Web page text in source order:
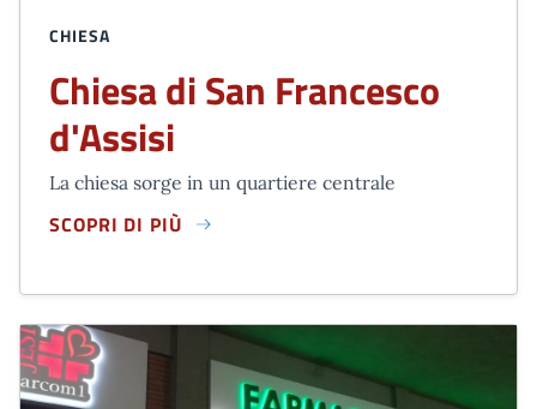
CHIESA
Chiesa di San Francesco
d'Assisi
La chiesa sorge in un quartiere centrale
SCOPRI DI PIÙ
CHIESA DI SAN FRANCESCO D'ASSISI